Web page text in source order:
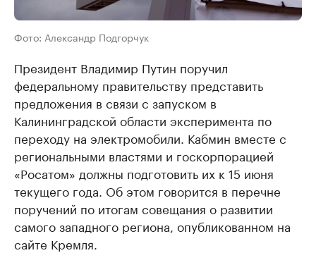
Фото: Александр Подгорчук
Президент Владимир Путин поручил
федеральному правительству представить
предложения в связи с запуском в
Калининградской области эксперимента по
переходу на электромобили. Кабмин вместе с
региональными властями и госкорпорацией
«Росатом» должны подготовить их к 15 июня
текущего года. Об этом говорится в перечне
поручений по итогам совещания о развитии
самого западного региона, опубликованном на
сайте Кремля.